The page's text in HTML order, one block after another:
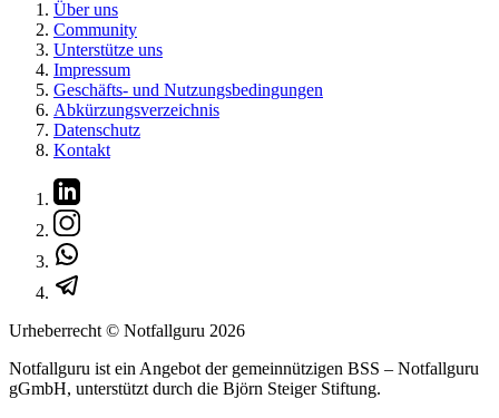
Über uns
Community
Unterstütze uns
Impressum
Geschäfts- und Nutzungsbedingungen
Abkürzungsverzeichnis
Datenschutz
Kontakt
Urheberrecht © Notfallguru 2026
Notfallguru ist ein Angebot der gemeinnützigen BSS – Notfallguru
gGmbH, unterstützt durch die Björn Steiger Stiftung.